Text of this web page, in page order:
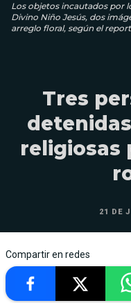
Los objetos incautados por
Divino Niño Jesús, dos
arreglo floral, según el
Tres
religiosas
21 DE
Compartir en redes